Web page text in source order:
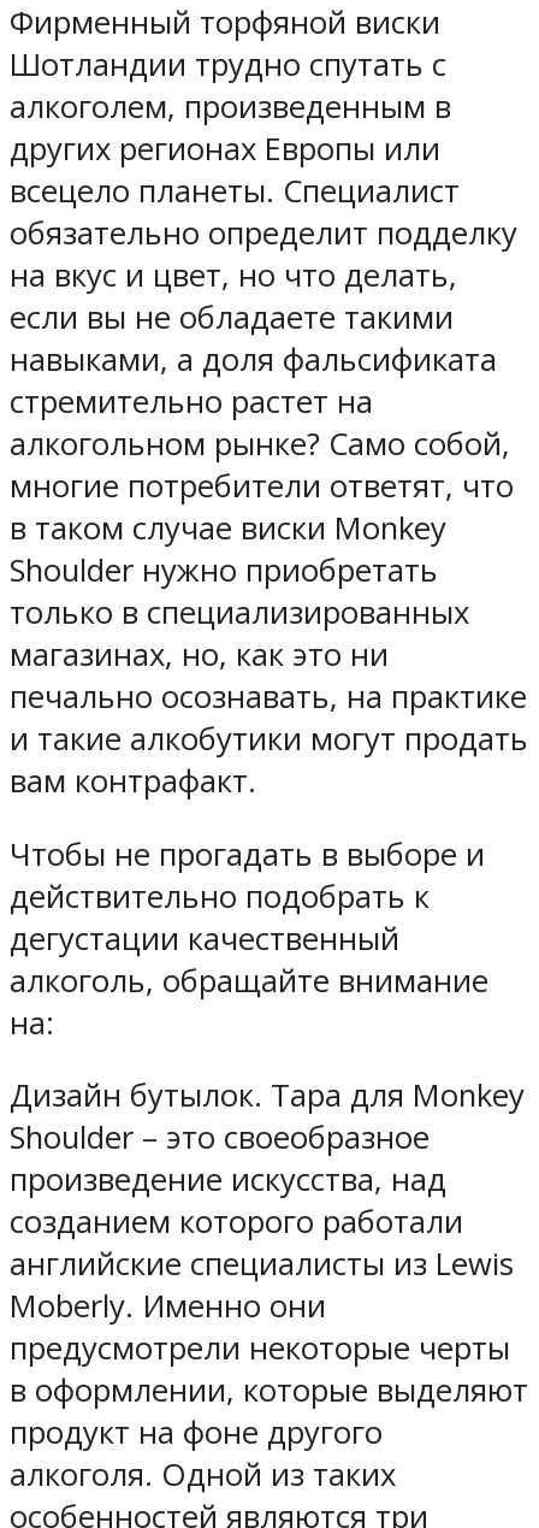
Фирменный торфяной виски
Шотландии трудно спутать с
алкоголем, произведенным в
других регионах Европы или
всецело планеты. Специалист
обязательно определит подделку
на вкус и цвет, но что делать,
если вы не обладаете такими
навыками, а доля фальсификата
стремительно растет на
алкогольном рынке? Само собой,
многие потребители ответят, что
в таком случае виски Monkey
Shoulder нужно приобретать
только в специализированных
магазинах, но, как это ни
печально осознавать, на практике
и такие алкобутики могут продать
вам контрафакт.
Чтобы не прогадать в выборе и
действительно подобрать к
дегустации качественный
алкоголь, обращайте внимание
на:
Дизайн бутылок. Тара для Monkey
Shoulder – это своеобразное
произведение искусства, над
созданием которого работали
английские специалисты из Lewis
Moberly. Именно они
предусмотрели некоторые черты
в оформлении, которые выделяют
продукт на фоне другого
алкоголя. Одной из таких
особенностей являются три